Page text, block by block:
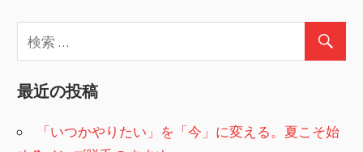
最近の投稿
「いつかやりたい」を「今」に変える。夏こそ始